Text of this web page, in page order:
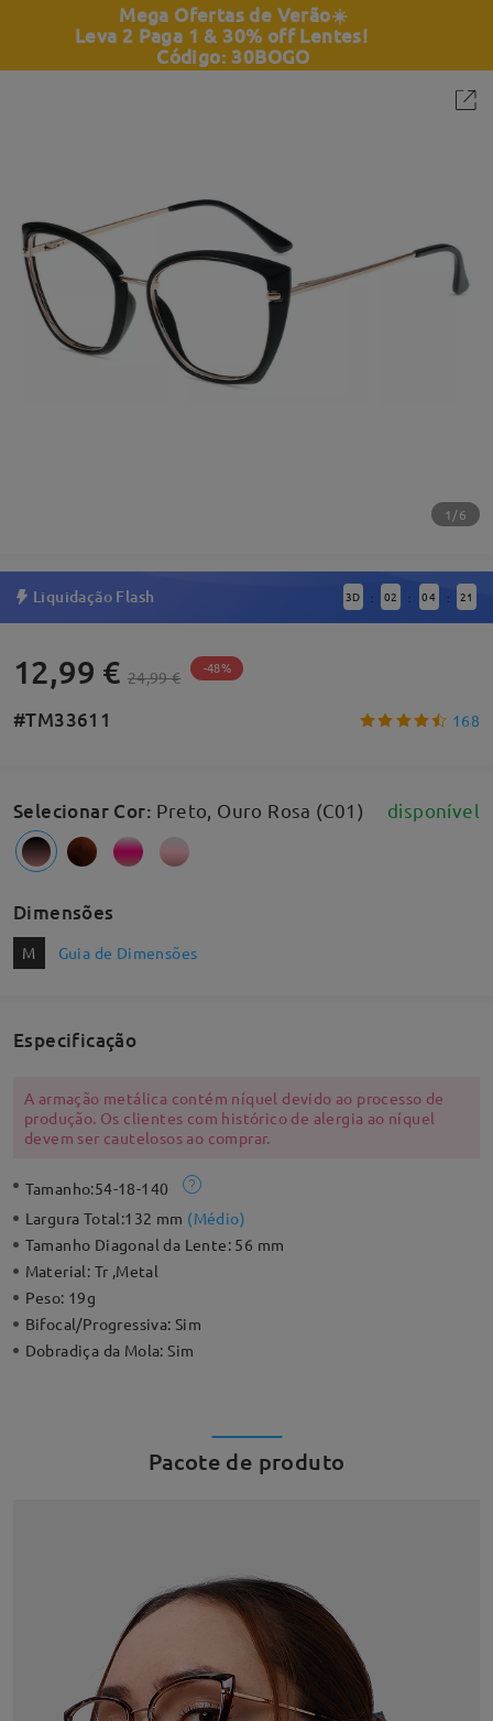
Mega Ofertas de Verão☀️
Leva 2 Paga 1 & 30% off Lentes!
Código: 30BOGO
1/6
Liquidação Flash 3D : 02 : 04 : 20
12,99 € 24,99 € -48%
#TM33611 168
Selecionar Cor: Preto, Ouro Rosa (C01) disponível
Dimensões
M Guia de Dimensões
Especificação
A armação metálica contém níquel devido ao processo de
produção. Os clientes com histórico de alergia ao níquel
devem ser cautelosos ao comprar.
Tamanho:54-18-140
Largura Total:132 mm (Médio)
Tamanho Diagonal da Lente: 56 mm
Material: Tr ,Metal
Peso: 19g
Bifocal/Progressiva:Sim
Dobradiça da Mola:Sim
Pacote de produto